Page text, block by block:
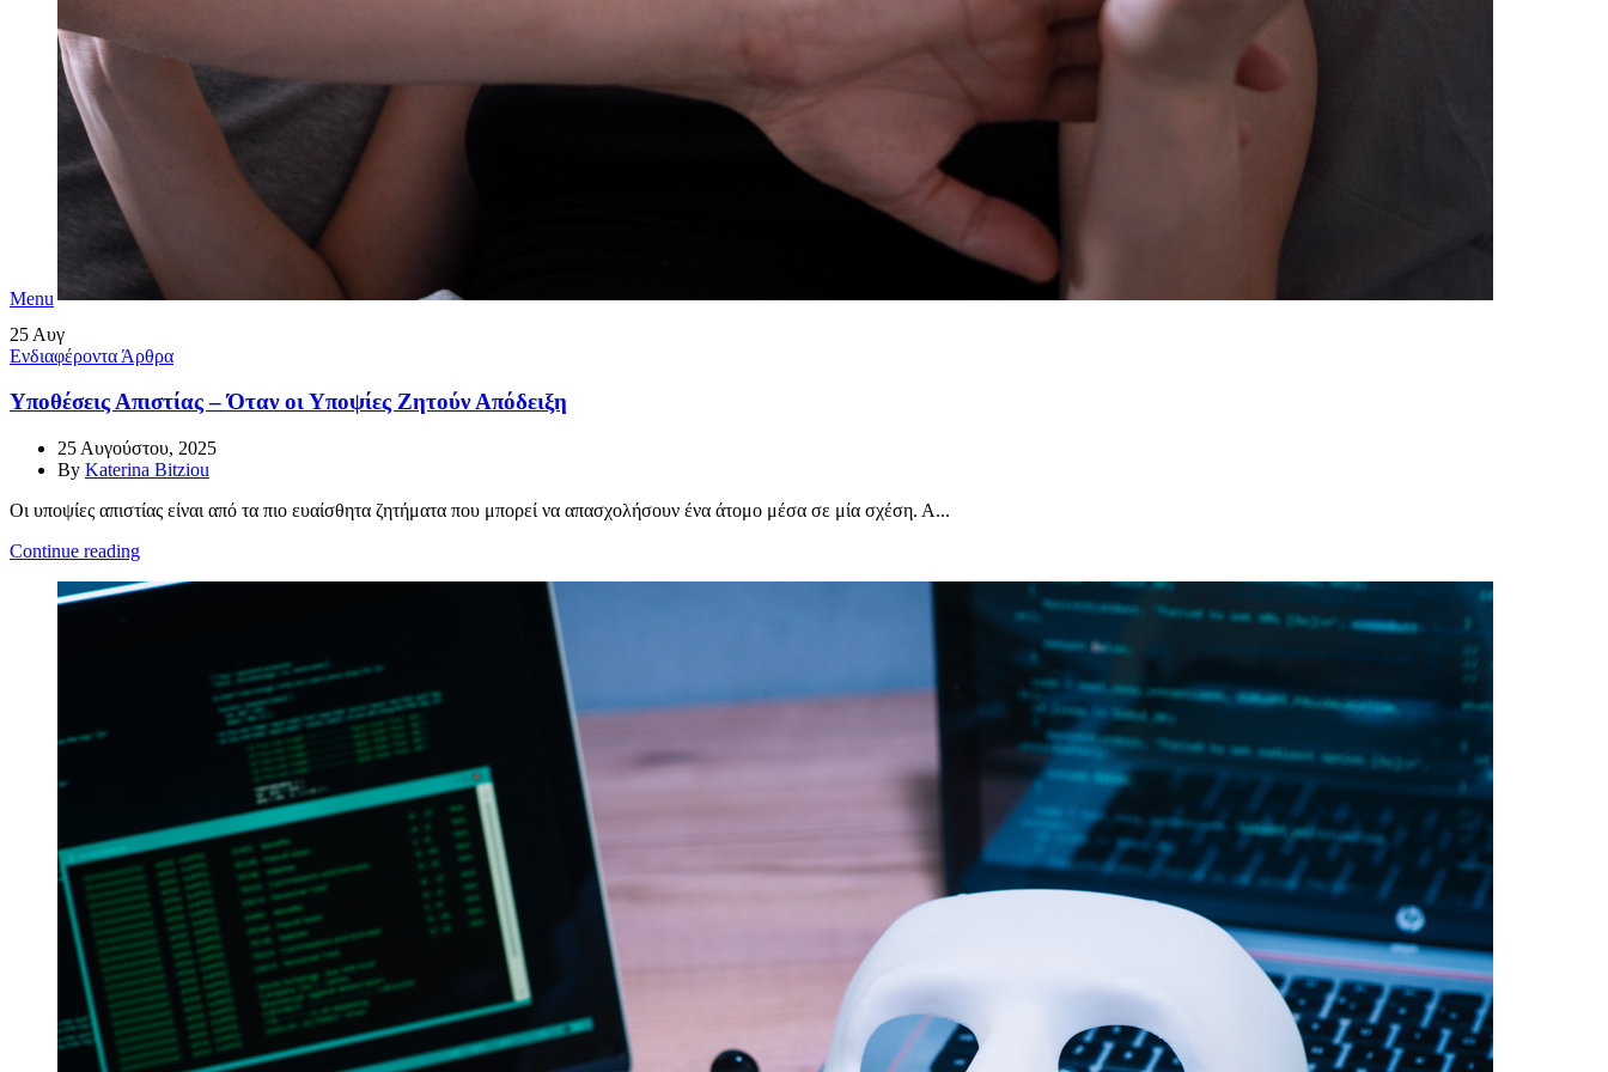
Menu
25 Αυγ
Ενδιαφέροντα Άρθρα
Υποθέσεις Απιστίας – Όταν οι Υποψίες Ζητούν Απόδειξη
25 Αυγούστου, 2025
By Katerina Bitziou
Οι υποψίες απιστίας είναι από τα πιο ευαίσθητα ζητήματα που μπορεί να απασχολήσουν ένα άτομο μέσα σε μία σχέση. Α...
Continue reading